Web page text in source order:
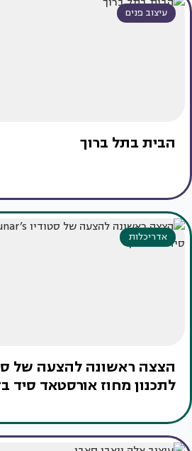
עיצוב פנים
הבית בתל ברוך
אדריכלות
לתכנון מחוז אורסטאד סיד